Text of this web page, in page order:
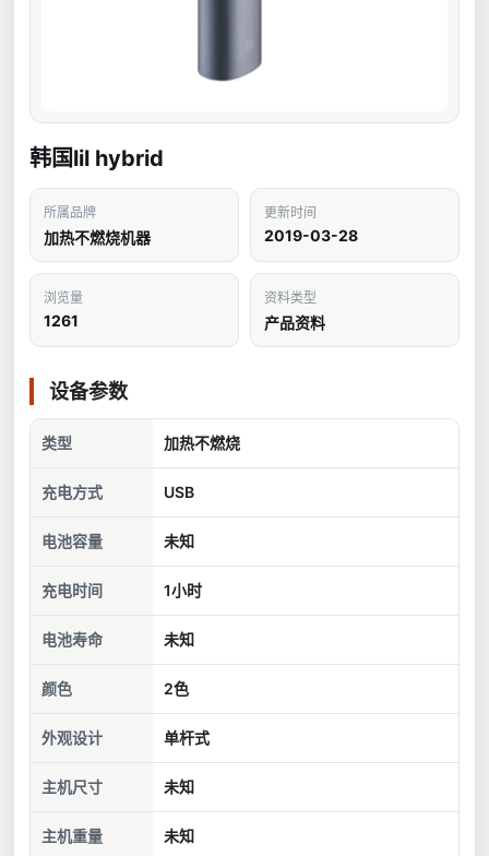
韩国lil hybrid
所属品牌
加热不燃烧机器
更新时间
2019-03-28
浏览量
1261
资料类型
产品资料
设备参数
类型 加热不燃烧
充电方式 USB
电池容量 未知
充电时间 1小时
电池寿命 未知
颜色 2色
外观设计 单杆式
主机尺寸 未知
主机重量 未知